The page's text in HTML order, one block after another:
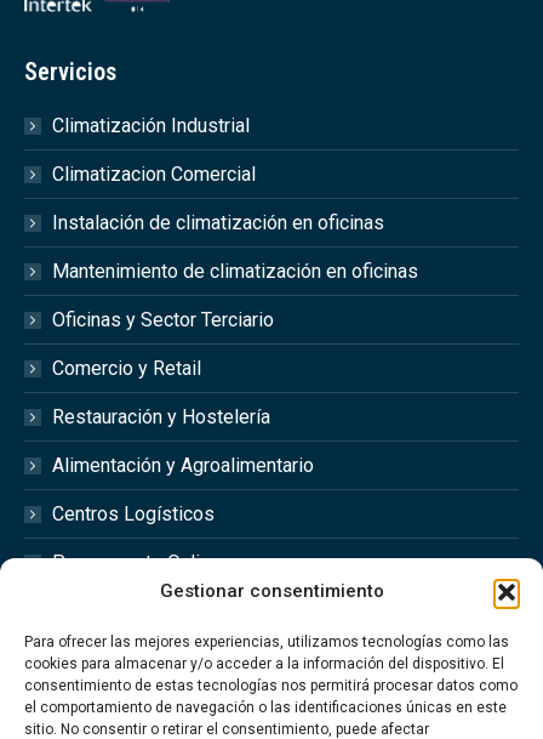
Gestionar consentimiento
Para ofrecer las mejores experiencias, utilizamos tecnologías como las
cookies para almacenar y/o acceder a la información del dispositivo. El
consentimiento de estas tecnologías nos permitirá procesar datos como
el comportamiento de navegación o las identificaciones únicas en este
sitio. No consentir o retirar el consentimiento, puede afectar
Servicios
Climatización Industrial
Climatizacion Comercial
Instalación de climatización en oficinas
Mantenimiento de climatización en oficinas
Oficinas y Sector Terciario
Comercio y Retail
Restauración y Hostelería
Alimentación y Agroalimentario
Centros Logísticos
Presupuesto Online
Redes Sociales